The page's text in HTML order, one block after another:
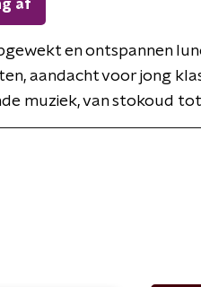
af
en ontspannen
aandacht voor jong
muziek, van stokoud